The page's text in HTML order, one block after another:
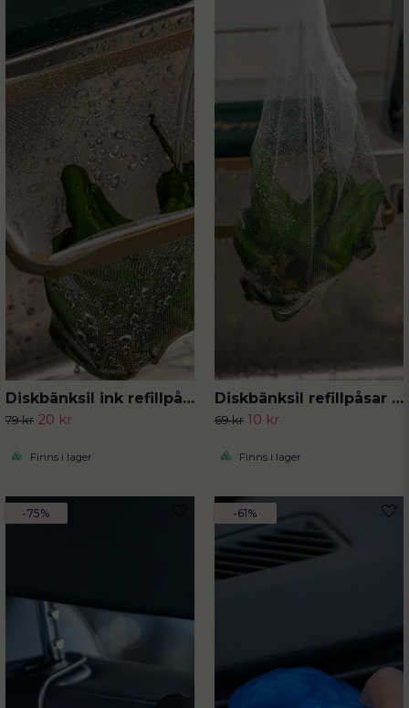
Diskbänksil ink refillpåsar 50-pack
79 kr 20 kr
Finns i lager
Diskbänksil refillpåsar 50-pack
69 kr 10 kr
Finns i lager
-75% -61%